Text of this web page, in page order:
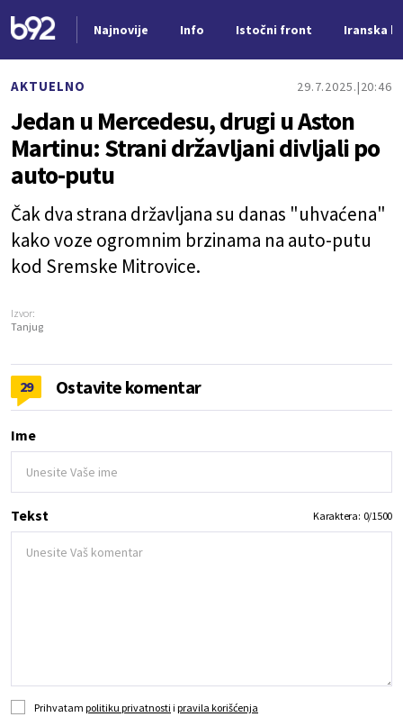
Najnovije Info Istočni front Iranska
AKTUELNO 29.7.2025. 20:46
Jedan u Mercedesu, drugi u Aston
Martinu: Strani državljani divljali po
auto-putu
Čak dva strana državljana su danas "uhvaćena"
kako voze ogromnim brzinama na auto-putu
kod Sremske Mitrovice.
Izvor:
Tanjug
29 Ostavite komentar
Ime
Tekst Karaktera: 0/1500
Prihvatam politiku privatnosti i pravila korišćenja